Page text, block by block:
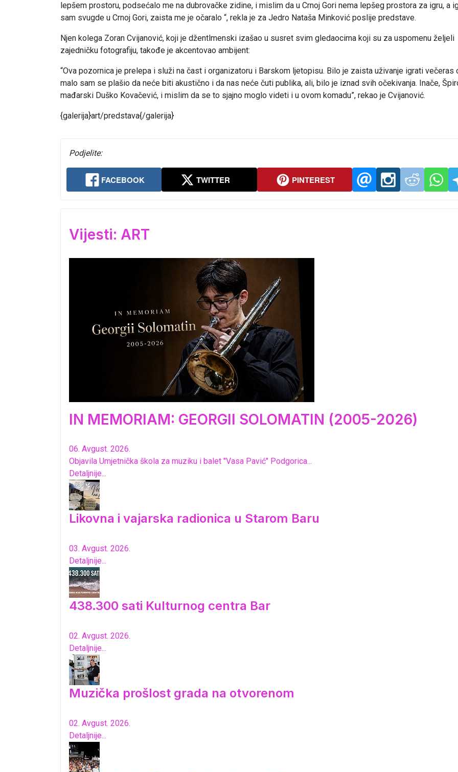
lepšem prostoru, podsećalo me na dubrovačke zidine, i mislim da u Crnoj Gori nema lepšeg prostora za igru, a
sam svugde u Crnoj Gori, zaista me je očaralo “, rekla je za Jedro Nataša Minković poslije predstave.
Njen kolega Zoran Cvijanović, koji je džentlmenski izašao u susret svim gledaocima koji su za uspomenu željeli
zajedničku fotografiju, takođe je akcentovao ambijent:
“Ova pozornica je prelepa i služi na čast i organizatoru i Barskom ljetopisu. Bilo je zaista uživanje igrati večeras
malo sam se plašio da neće biti akustično i da nas neće čuti publika, ali, bilo je iznad svih očekivanja. Inače,
mađarski Duško Kovačević, i mislim da se to sjajno moglo videti i u ovom komadu”, rekao je Cvijanović.
{galerija}art/predstava{/galerija}
Podjelite:
FACEBOOK TWITTER PINTEREST
Vijesti: ART
IN MEMORIAM: GEORGII SOLOMATIN (2005-2026)
06. Avgust. 2026.
Objavila Umjetnička škola za muziku i balet "Vasa Pavić" Podgorica...
Detaljnije...
Likovna i vajarska radionica u Starom Baru
03. Avgust. 2026.
Detaljnije...
438.300 sati Kulturnog centra Bar
02. Avgust. 2026.
Detaljnije...
Muzička prošlost grada na otvorenom
02. Avgust. 2026.
Detaljnije...